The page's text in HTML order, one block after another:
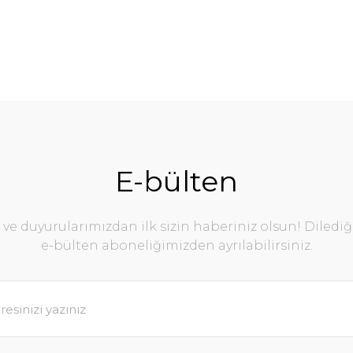
E-bülten
ve duyurularımızdan ilk sizin haberiniz olsun!
e-bülten aboneliğimizden ayrılabilirsiniz.